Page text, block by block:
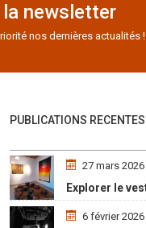
newsletter
nos dernières actualités !
PUBLICATIONS RECENTES
27 mars 2026
6 février 2026